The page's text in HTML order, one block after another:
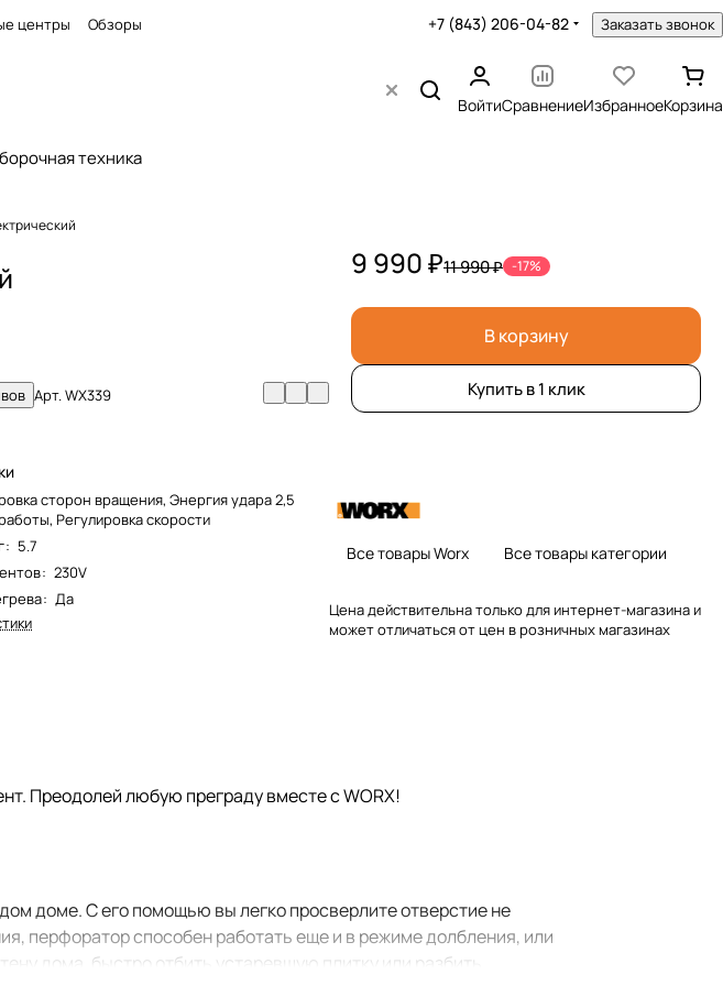
центры Обзоры +7 (843) 206-04-82 Заказать звонок
ВойтиСравнениеИзбранноеКорзина
техника
Арт.WX339
сторон вращения, Энергия удара 2,5
Регулировка скорости
: 5.7
: 230V
: Да
9 990 ₽11 990 ₽ -17%
В корзину
Купить в 1 клик
Все товары Worx Все товары категории
Цена действительна только для интернет-магазина и
может отличаться от цен в розничных магазинах
Преодолей любую преграду вместе c WORX!
доме. С его помощью вы легко просверлите отверстие не
перфоратор способен работать еще и в режиме долбления, или
дома, быстро отбить устаревшую плитку или разбить